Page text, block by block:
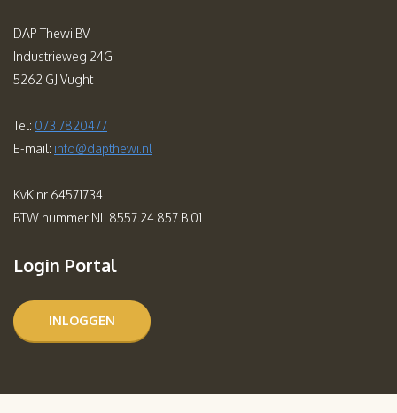
DAP Thewi BV
Industrieweg 24G
5262 GJ Vught
Tel: 073 7820477
E-mail: info@dapthewi.nl
KvK nr 64571734
BTW nummer NL 8557.24.857.B.01
Login Portal
INLOGGEN